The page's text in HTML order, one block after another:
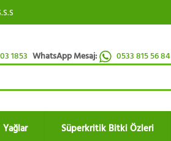
1853 WhatsApp Mesaj: 0533 815 56 84
Yağlar Süperkritik Bitki Özleri